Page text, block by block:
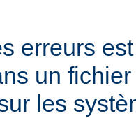
erreurs
un
les